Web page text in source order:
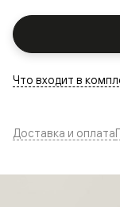
Что входит в
Доставка и оплата